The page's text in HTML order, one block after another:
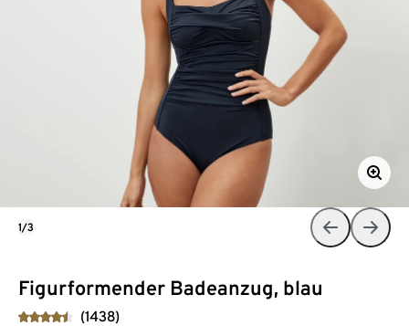
Figurformender Badeanzug, blau
(1438)
1/3